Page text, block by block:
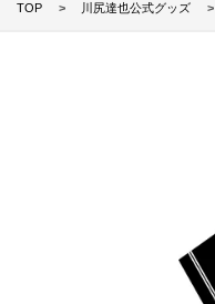
TOP 川尻達也公式グッズ